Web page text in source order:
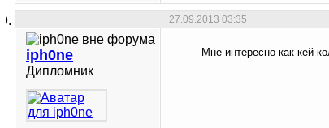
27.09.2013 03:35
iph0ne
Дипломник
Мне интересно как кей